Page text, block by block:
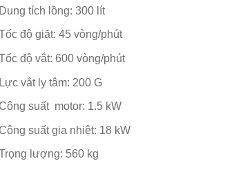
tích lồng: 300 lít
độ giặt: 45 vòng/phút
độ vắt: 600 vòng/phút
vắt ly tâm: 200 G
suất motor: 1.5 kW
suất gia nhiệt: 18 kW
lượng: 560 kg